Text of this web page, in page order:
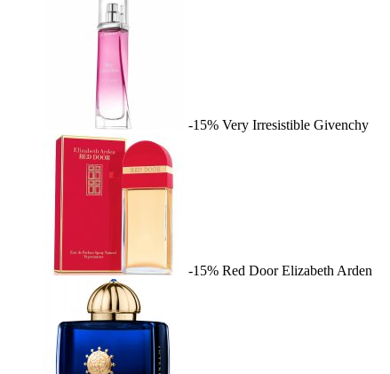
-15% Very Irresistible Givenchy
-15% Red Door Elizabeth Arden